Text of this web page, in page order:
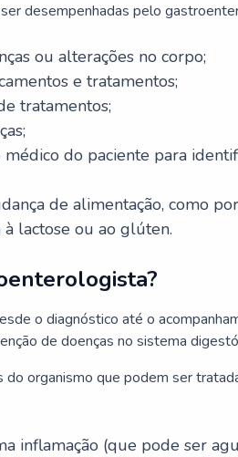
desempenhadas pelo
ou alterações no corpo;
e tratamentos;
tratamentos;
do paciente para
de alimentação, como
lactose ou ao glúten.
o diagnóstico até o
de doenças no sistema
do organismo que podem ser
inflamação (que pode ser